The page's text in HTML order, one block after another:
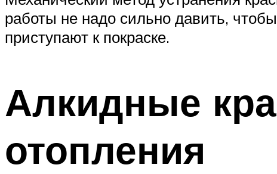
работы не надо сильно давить,
приступают к покраске.
Алкидные
отопления